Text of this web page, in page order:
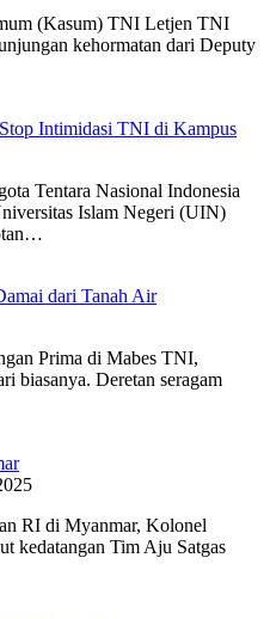
(Kasum) TNI Letjen TNI
kehormatan dari Deputy
Intimidasi TNI di Kampus
Tentara Nasional Indonesia
Islam Negeri (UIN)
dari Tanah Air
Prima di Mabes TNI,
biasanya. Deretan seragam
RI di Myanmar, Kolonel
kedatangan Tim Aju Satgas